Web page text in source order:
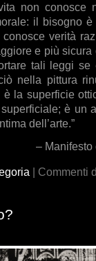
vita non
il bisogno
verità
e più
tali leggi se
nella pittura
la superficie
superficiale; è un
dell’arte.”
–
| Commenti